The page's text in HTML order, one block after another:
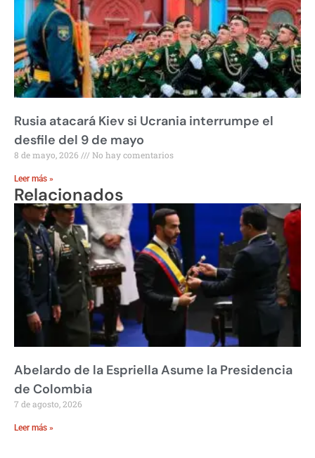
Rusia atacará Kiev si Ucrania interrumpe el
desfile del 9 de mayo
8 de mayo, 2026 No hay comentarios
Leer más »
Relacionados
Abelardo de la Espriella Asume la Presidencia
de Colombia
7 de agosto, 2026
Leer más »